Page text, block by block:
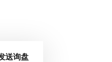
送询盘